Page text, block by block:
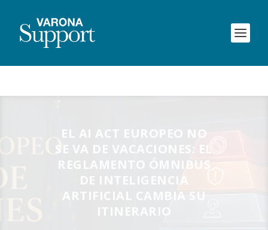
EL AI ACT EUROPEO NO
SE VA DE VACACIONES: EL
REGLAMENTO ÓMNIBUS
DE INTELIGENCIA
ARTIFICIAL CAMBIA SU
ITINERARIO